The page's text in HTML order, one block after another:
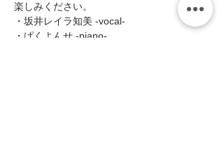
楽しみください。
・坂井レイラ知美 -vocal-
・ぱくよんせ -piano-